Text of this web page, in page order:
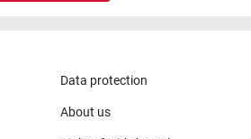
Data protection
About us